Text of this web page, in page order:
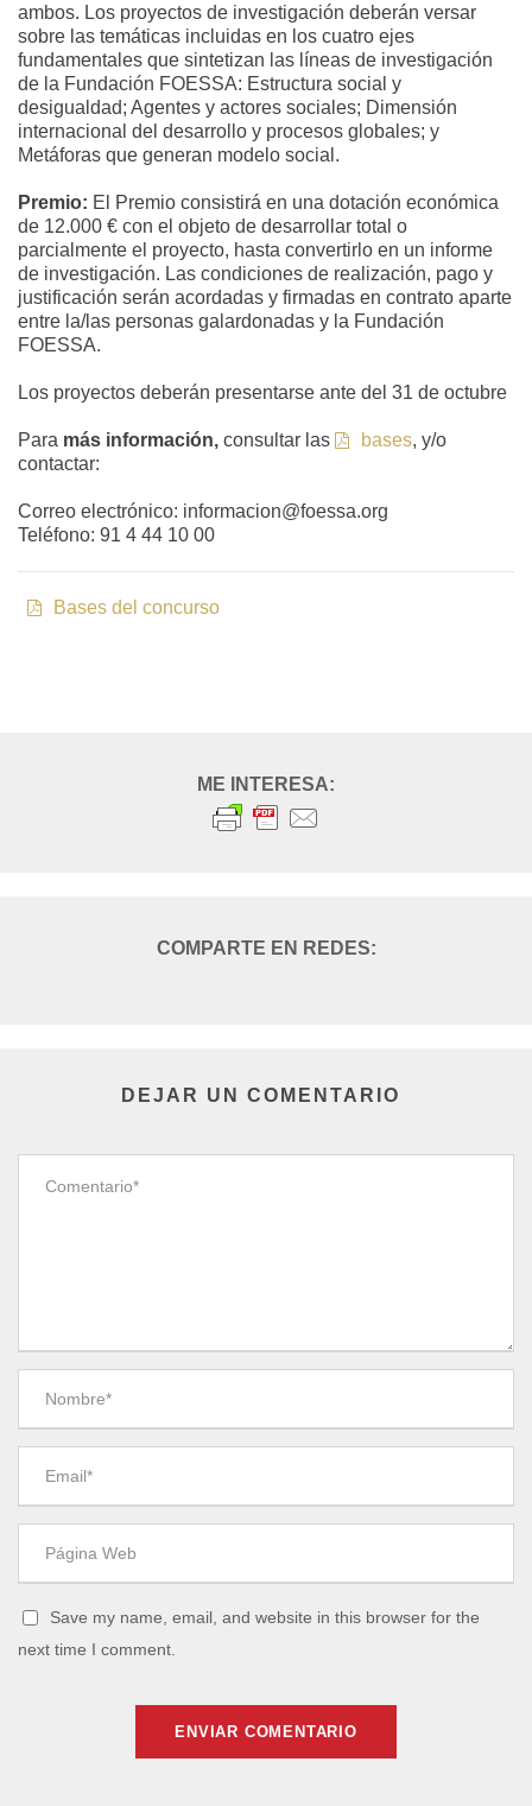
ambos. Los proyectos de investigación deberán versar
sobre las temáticas incluidas en los cuatro ejes
fundamentales que sintetizan las líneas de investigación
de la Fundación FOESSA: Estructura social y
desigualdad; Agentes y actores sociales; Dimensión
internacional del desarrollo y procesos globales; y
Metáforas que generan modelo social.
Premio: El Premio consistirá en una dotación económica
de 12.000 € con el objeto de desarrollar total o
parcialmente el proyecto, hasta convertirlo en un informe
de investigación. Las condiciones de realización, pago y
justificación serán acordadas y firmadas en contrato aparte
entre la/las personas galardonadas y la Fundación
FOESSA.
Los proyectos deberán presentarse ante del 31 de octubre
Para más información, consultar las bases, y/o
contactar:
Correo electrónico: informacion@foessa.org
Teléfono: 91 4 44 10 00
Bases del concurso
DEJAR UN COMENTARIO
Save my name, email, and website in this browser for the
next time I comment.